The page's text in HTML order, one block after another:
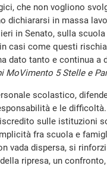
che non vogliono
dichiararsi in massa
in Senato, sulla
casi come questi
dato tanto e continua a
MoVimento 5 Stelle e
scolastico,
e le
sulle istituzioni
fra scuola e
vada dispersa, si
ripresa, un